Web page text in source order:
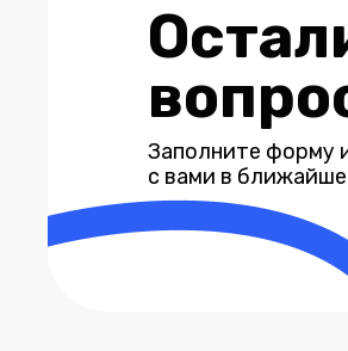
Заполните форму
с вами в